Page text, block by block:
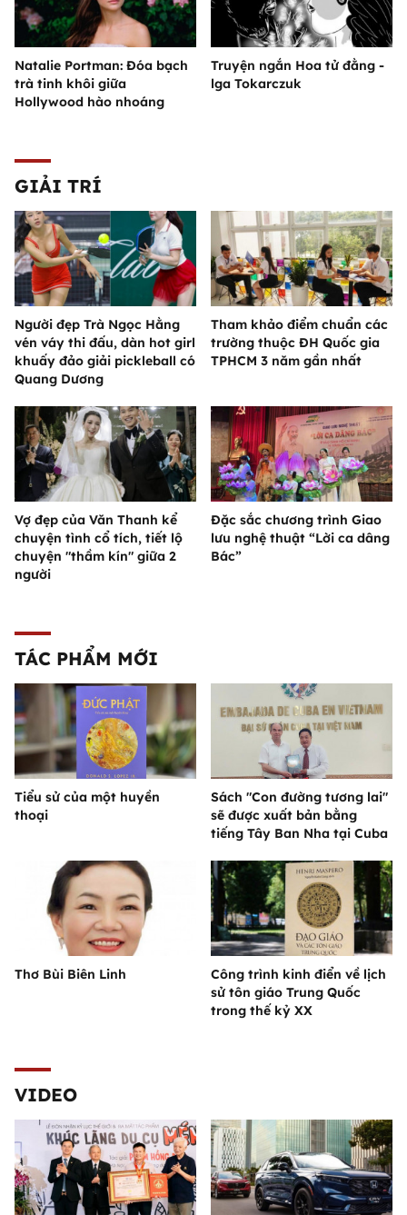
Natalie Portman: Đóa bạch
trà tinh khôi giữa
Hollywood hào nhoáng
Truyện ngắn Hoa tử đằng -
lga Tokarczuk
GIẢI TRÍ
Người đẹp Trà Ngọc Hằng
vén váy thi đấu, dàn hot girl
khuấy đảo giải pickleball có
Quang Dương
Tham khảo điểm chuẩn các
trường thuộc ĐH Quốc gia
TPHCM 3 năm gần nhất
Vợ đẹp của Văn Thanh kể
chuyện tình cổ tích, tiết lộ
chuyện "thầm kín" giữa 2
người
Đặc sắc chương trình Giao
lưu nghệ thuật “Lời ca dâng
Bác”
TÁC PHẨM MỚI
Tiểu sử của một huyền
thoại
Sách "Con đường tương lai"
sẽ được xuất bản bằng
tiếng Tây Ban Nha tại Cuba
Thơ Bùi Biên Linh
Công trình kinh điển về lịch
sử tôn giáo Trung Quốc
trong thế kỷ XX
VIDEO